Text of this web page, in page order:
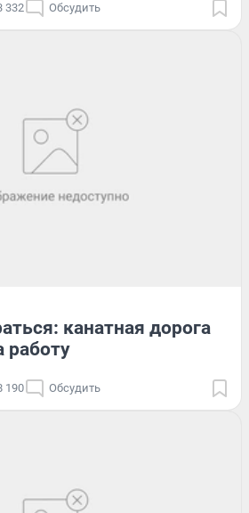
332 Обсудить
канатная дорога
работу
190 Обсудить